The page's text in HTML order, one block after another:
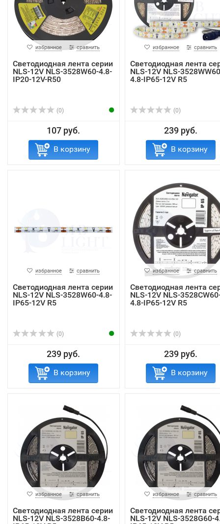
избранное сравнить
Светодиодная лента серии
NLS-12V NLS-3528W60-4.8-
IP20-12V-R50
(0)
107 руб.
В корзину
избранное сравнить
Светодиодная лента
NLS-12V NLS-
4.8-IP65-12V R5
(0)
239 руб.
В корзину
избранное сравнить
Светодиодная лента серии
NLS-12V NLS-3528W60-4.8-
IP65-12V R5
(0)
239 руб.
В корзину
избранное сравнить
Светодиодная лента
NLS-12V NLS-
4.8-IP65-12V R5
(0)
239 руб.
В корзину
избранное сравнить
Светодиодная лента серии
NLS-12V NLS-3528B60-4.8-
избранное сравнить
Светодиодная лента
NLS-12V NLS-3528G60-